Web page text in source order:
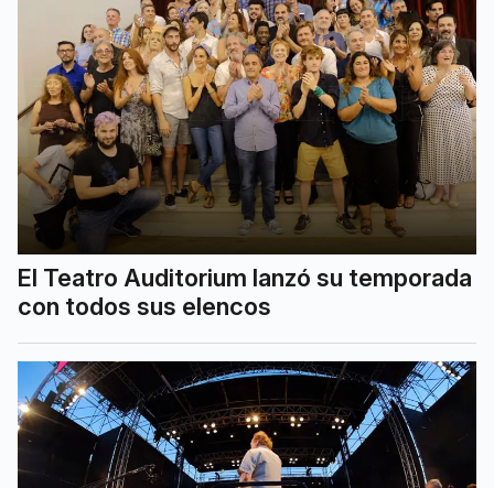
El Teatro Auditorium lanzó su temporada
con todos sus elencos